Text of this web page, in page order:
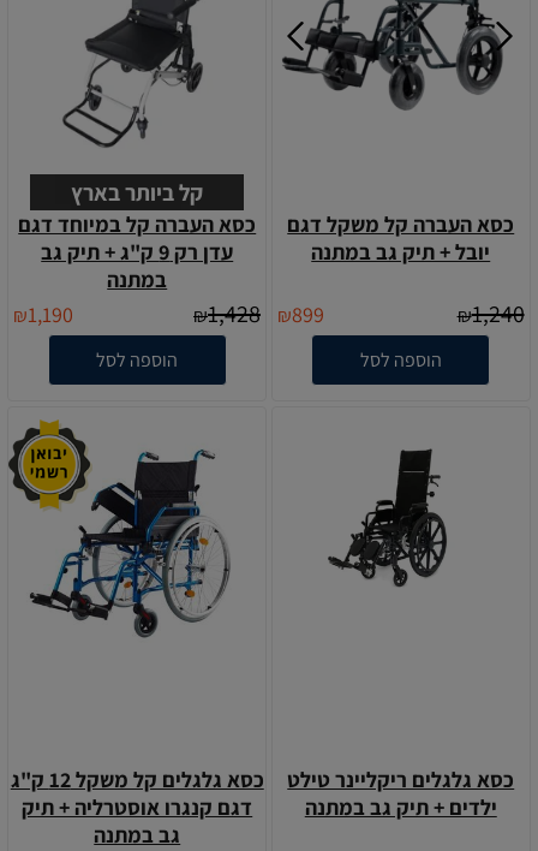
כסא העברה קל משקל דגם
יובל + תיק גב במתנה
₪1,240
₪899
הוספה לסל
קל ביותר בארץ
כסא העברה קל במיוחד דגם
עדן רק 9 ק"ג + תיק גב
במתנה
₪1,428
₪1,190
הוספה לסל
כסא גלגלים ריקליינר טילט
ילדים + תיק גב במתנה
כסא גלגלים קל משקל 12 ק"ג
דגם קנגרו אוסטרליה + תיק
גב במתנה